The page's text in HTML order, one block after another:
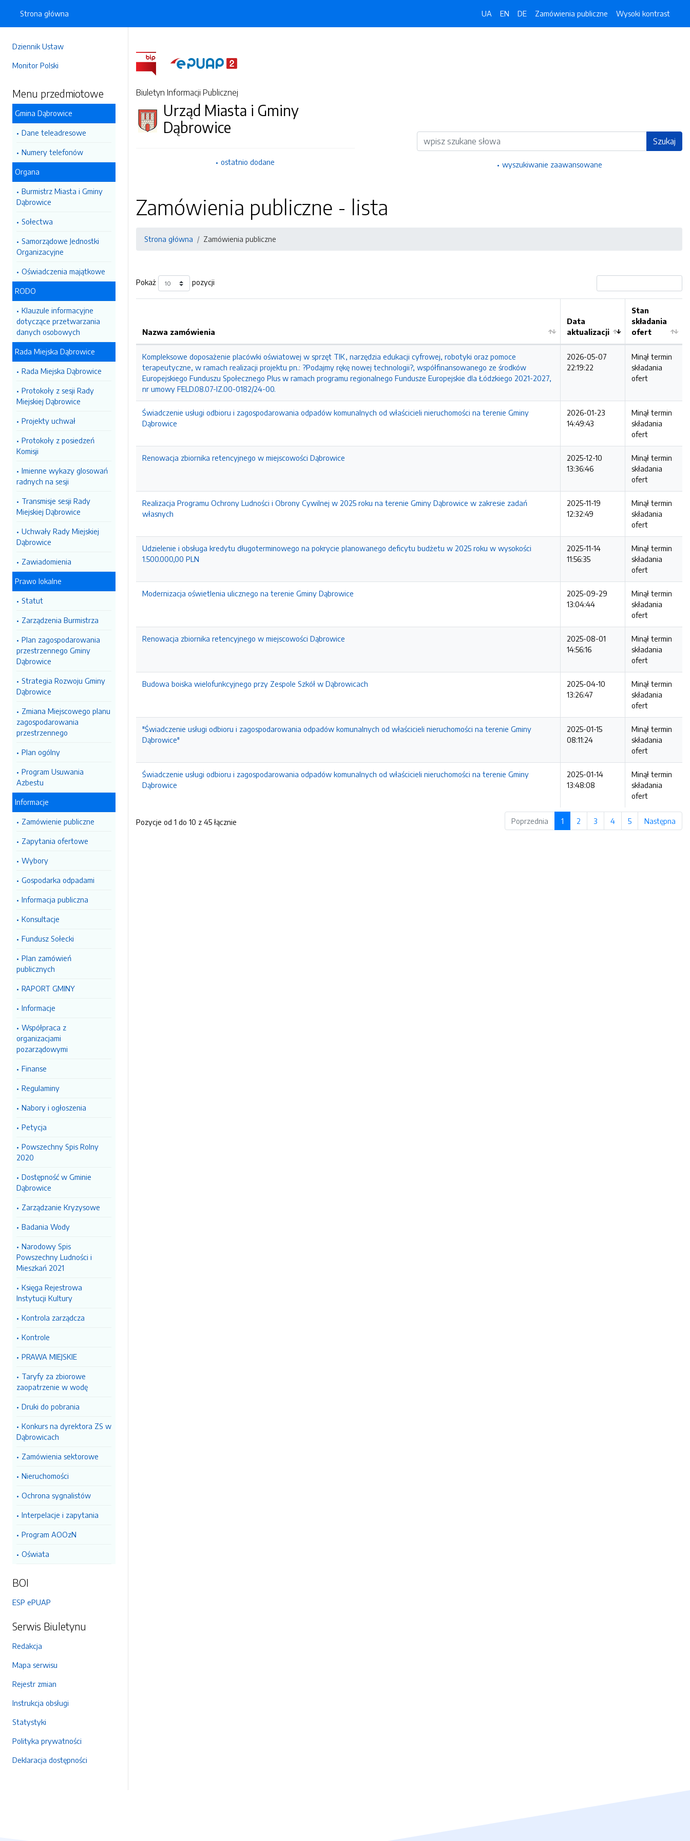
Dziennik Ustaw
Monitor Polski
Menu przedmiotowe
Gmina Dąbrowice
Dane teleadresowe
Numery telefonów
Organa
Burmistrz Miasta i Gminy
Dąbrowice
Sołectwa
Samorządowe Jednostki
Organizacyjne
Oświadczenia majątkowe
RODO
Klauzule informacyjne
dotyczące przetwarzania
danych osobowych
Rada Miejska Dąbrowice
Rada Miejska Dąbrowice
Protokoły z sesji Rady
Miejskiej Dąbrowice
Projekty uchwał
Protokoły z posiedzeń
Komisji
Imienne wykazy glosowań
radnych na sesji
Transmisje sesji Rady
Miejskiej Dąbrowice
Uchwały Rady Miejskiej
Dąbrowice
Zawiadomienia
Prawo lokalne
Statut
Zarządzenia Burmistrza
Plan zagospodarowania
przestrzennego Gminy
Dąbrowice
Strategia Rozwoju Gminy
Dąbrowice
Zmiana Miejscowego planu
zagospodarowania
przestrzennego
Plan ogólny
Program Usuwania
Azbestu
Informacje
Zamówienie publiczne
Zapytania ofertowe
Wybory
Gospodarka odpadami
Informacja publiczna
Konsultacje
Fundusz Sołecki
Plan zamówień
publicznych
RAPORT GMINY
Informacje
Współpraca z
organizacjami
pozarządowymi
Finanse
Regulaminy
Nabory i ogłoszenia
Petycja
Powszechny Spis Rolny
2020
Dostępność w Gminie
Dąbrowice
Zarządzanie Kryzysowe
Badania Wody
Narodowy Spis
Powszechny Ludności i
Mieszkań 2021
Księga Rejestrowa
Instytucji Kultury
Kontrola zarządcza
Kontrole
PRAWA MIEJSKIE
Taryfy za zbiorowe
zaopatrzenie w wodę
Druki do pobrania
Konkurs na dyrektora ZS w
Dąbrowicach
Zamówienia sektorowe
Nieruchomości
Ochrona sygnalistów
Interpelacje i zapytania
Program AOOzN
Oświata
BOI
ESP ePUAP
Serwis Biuletynu
Redakcja
Mapa serwisu
Rejestr zmian
Instrukcja obsługi
Statystyki
Polityka prywatności
Deklaracja dostępności
Strona główna UA EN DE Zamówienia publiczne Wysoki kontrast
Biuletyn Informacji Publicznej
Urząd Miasta i Gminy
Dąbrowice
ostatnio dodane
Wyszukiwarka Szukaj
wyszukiwanie zaawansowane
Zamówienia publiczne - lista
Strona główna Zamówienia publiczne
Pokaż pozycji
Nazwa zamówienia
Data
aktualizacji
Stan
składania
ofert
Kompleksowe doposażenie placówki oświatowej w sprzęt TIK, narzędzia edukacji cyfrowej, robotyki oraz pomoce
terapeutyczne, w ramach realizacji projektu pn.: ?Podajmy rękę nowej technologii?, współfinansowanego ze środków
Europejskiego Funduszu Społecznego Plus w ramach programu regionalnego Fundusze Europejskie dla Łódzkiego 2021-2027,
nr umowy FELD.08.07-IZ.00-0182/24-00.
2026-05-07
22:19:22
Minął termin
składania
ofert
Świadczenie usługi odbioru i zagospodarowania odpadów komunalnych od właścicieli nieruchomości na terenie Gminy
Dąbrowice
2026-01-23
14:49:43
Minął termin
składania
ofert
Renowacja zbiornika retencyjnego w miejscowości Dąbrowice
2025-12-10
13:36:46
Minął termin
składania
ofert
Realizacja Programu Ochrony Ludności i Obrony Cywilnej w 2025 roku na terenie Gminy Dąbrowice w zakresie zadań
własnych
2025-11-19
12:32:49
Minął termin
składania
ofert
Udzielenie i obsługa kredytu długoterminowego na pokrycie planowanego deficytu budżetu w 2025 roku w wysokości
1.500.000,00 PLN
2025-11-14
11:56:35
Minął termin
składania
ofert
Modernizacja oświetlenia ulicznego na terenie Gminy Dąbrowice
2025-09-29
13:04:44
Minął termin
składania
ofert
Renowacja zbiornika retencyjnego w miejscowości Dąbrowice
2025-08-01
14:56:16
Minął termin
składania
ofert
Budowa boiska wielofunkcyjnego przy Zespole Szkół w Dąbrowicach
2025-04-10
13:26:47
Minął termin
składania
ofert
"Świadczenie usługi odbioru i zagospodarowania odpadów komunalnych od właścicieli nieruchomości na terenie Gminy
Dąbrowice"
2025-01-15
08:11:24
Minął termin
składania
ofert
Świadczenie usługi odbioru i zagospodarowania odpadów komunalnych od właścicieli nieruchomości na terenie Gminy
Dąbrowice
2025-01-14
13:48:08
Minął termin
składania
ofert
Pozycje od 1 do 10 z 45 łącznie Poprzednia 1 2 3 4 5 Następna